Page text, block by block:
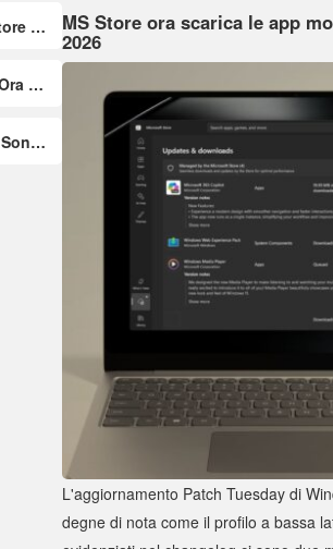
I Download del MS Store Sono Stati Limitati per Anni, ma l'Aggiornamento di Giugno Li Risolve
Il MS Store Fornisce Ora Messaggi di Errore Più Chiari per i Dispositivi Gestiti
Download Più Veloci Sono Benvenuti, ma l'Interfaccia del MS Store Resta Lenta
MS Store ora scarica le app
2026
L'aggiornamento Patch Tuesday di
degne di nota come il profilo a bassa